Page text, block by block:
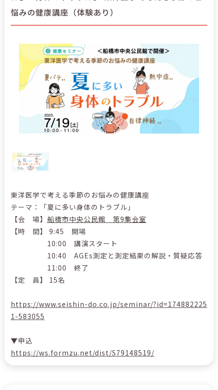
悩みの健康講座（体験あり）
東洋医学で考える季節のお悩みの健康講座
テーマ：「夏に多い身体のトラブル」
【会 場】 船橋市中央公民館 第9集会室
【時 間】 9:45 開場
10:00 講演スタート
10:40 AGEs測定と測定結果の解説・質疑応答
11:00 終了
【定 員】 15名
https://www.seishin-do.co.jp/seminar/?id=174882225
1-583055
▼申込
https://ws.formzu.net/dist/S79148519/